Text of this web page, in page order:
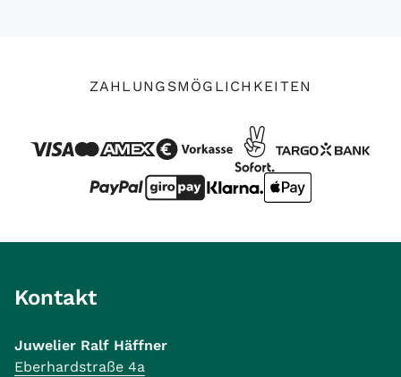
ZAHLUNGSMÖGLICHKEITEN
Kontakt
Juwelier Ralf Häffner
Eberhardstraße 4a